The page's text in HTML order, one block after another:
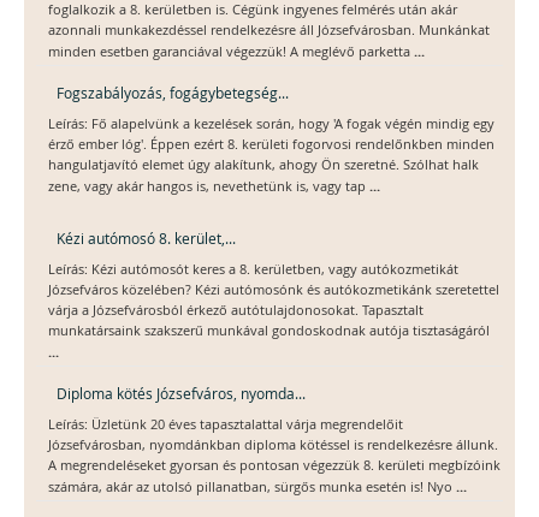
foglalkozik a 8. kerületben is. Cégünk ingyenes felmérés után akár
azonnali munkakezdéssel rendelkezésre áll Józsefvárosban. Munkánkat
minden esetben garanciával végezzük! A meglévő parketta ...
Fogszabályozás, fogágybetegség...
Leírás: Fő alapelvünk a kezelések során, hogy 'A fogak végén mindig egy
érző ember lóg'. Éppen ezért 8. kerületi fogorvosi rendelőnkben minden
hangulatjavító elemet úgy alakítunk, ahogy Ön szeretné. Szólhat halk
zene, vagy akár hangos is, nevethetünk is, vagy tap ...
Kézi autómosó 8. kerület,...
Leírás: Kézi autómosót keres a 8. kerületben, vagy autókozmetikát
Józsefváros közelében? Kézi autómosónk és autókozmetikánk szeretettel
várja a Józsefvárosból érkező autótulajdonosokat. Tapasztalt
munkatársaink szakszerű munkával gondoskodnak autója tisztaságáról
...
Diploma kötés Józsefváros, nyomda...
Leírás: Üzletünk 20 éves tapasztalattal várja megrendelőit
Józsefvárosban, nyomdánkban diploma kötéssel is rendelkezésre állunk.
A megrendeléseket gyorsan és pontosan végezzük 8. kerületi megbízóink
számára, akár az utolsó pillanatban, sürgős munka esetén is! Nyo ...